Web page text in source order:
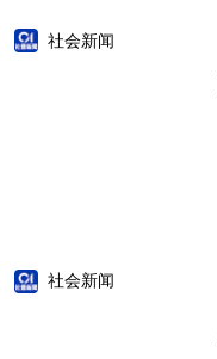
社会新闻
社会新闻